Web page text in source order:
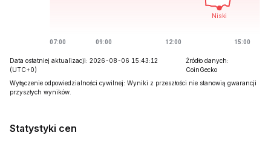
Data ostatniej aktualizacji: 2026-08-06 15:43:12
(UTC+0)
Źródło danych:
CoinGecko
Wyłączenie odpowiedzialności cywilnej: Wyniki z przeszłości nie stanowią gwarancji
przyszłych wyników.
Statystyki cen